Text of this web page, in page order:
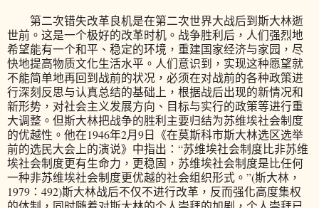
第二次错失改革良机是在第二次世界大战后到斯大林逝
世前。这是一个极好的改革时机。战争胜利后，人们强烈地
希望能有一个和平、稳定的环境，重建国家经济与家园，尽
快地提高物质文化生活水平。人们意识到，实现这种愿望就
不能简单地再回到战前的状况，必须在对战前的各种政策进
行深刻反思与认真总结的基础上，根据战后出现的新情况和
新形势，对社会主义发展方向、目标与实行的政策等进行重
大调整。但斯大林把战争的胜利主要归结为苏维埃社会制度
的优越性。他在1946年2月9日《在莫斯科市斯大林选区选举
前的选民大会上的演说》中指出：“苏维埃社会制度比非苏维
埃社会制度更有生命力，更稳固，苏维埃社会制度是比任何
一种非苏维埃社会制度更优越的社会组织形式。”(斯大林，
1979：492)斯大林战后不仅不进行改革，反而强化高度集权